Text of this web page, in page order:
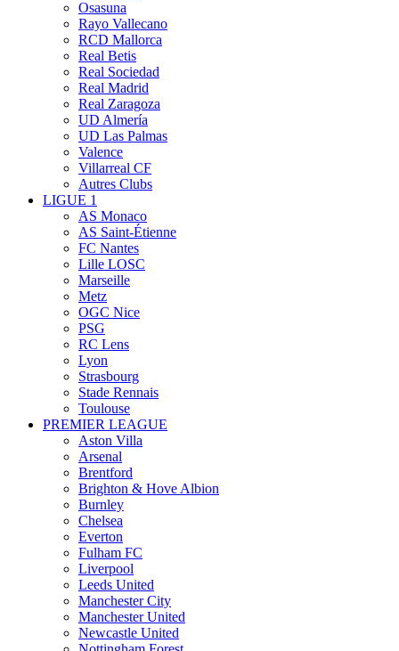
Osasuna
Rayo Vallecano
RCD Mallorca
Real Betis
Real Sociedad
Real Madrid
Real Zaragoza
UD Almería
UD Las Palmas
Valence
Villarreal CF
Autres Clubs
LIGUE 1
AS Monaco
AS Saint-Étienne
FC Nantes
Lille LOSC
Marseille
Metz
OGC Nice
PSG
RC Lens
Lyon
Strasbourg
Stade Rennais
Toulouse
PREMIER LEAGUE
Aston Villa
Arsenal
Brentford
Brighton & Hove Albion
Burnley
Chelsea
Everton
Fulham FC
Liverpool
Leeds United
Manchester City
Manchester United
Newcastle United